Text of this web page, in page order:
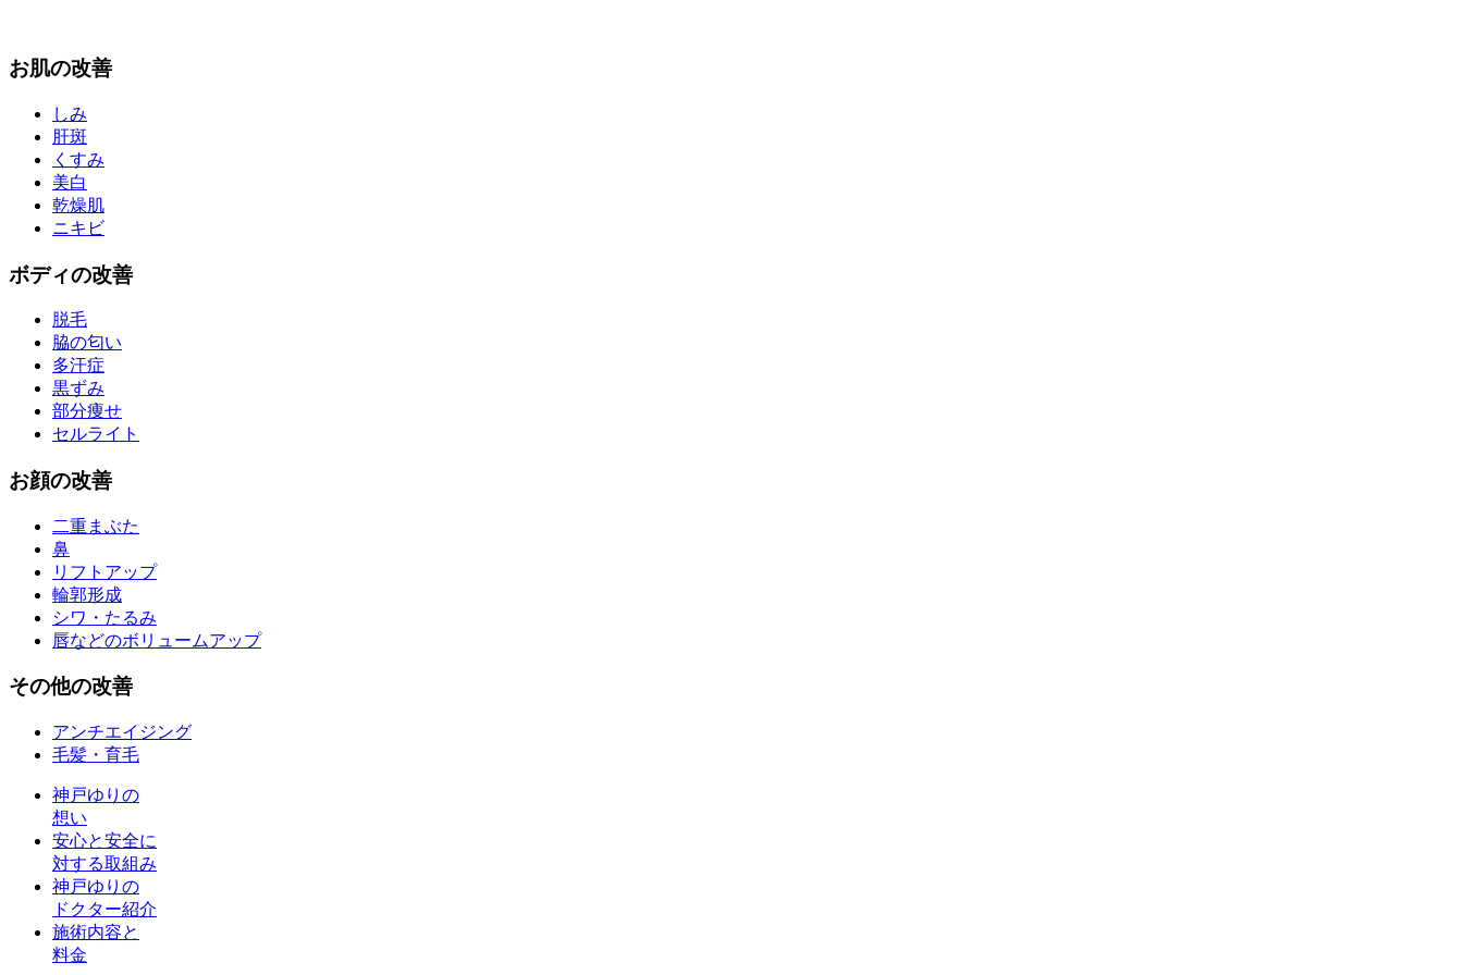
お肌の改善
しみ
肝斑
くすみ
美白
乾燥肌
ニキビ
ボディの改善
脱毛
脇の匂い
多汗症
黒ずみ
部分痩せ
セルライト
お顔の改善
二重まぶた
鼻
リフトアップ
輪郭形成
シワ・たるみ
唇などのボリュームアップ
その他の改善
アンチエイジング
毛髪・育毛
神戸ゆりの
想い
安心と安全に
対する取組み
神戸ゆりの
ドクター紹介
施術内容と
料金